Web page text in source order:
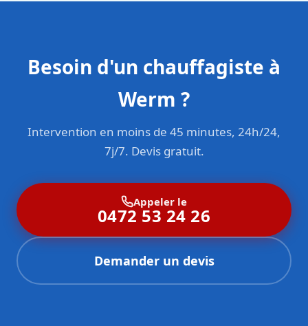
Besoin d'un chauffagiste à
Werm ?
Intervention en moins de 45 minutes, 24h/24,
7j/7. Devis gratuit.
Appeler le
0472 53 24 26
Demander un devis